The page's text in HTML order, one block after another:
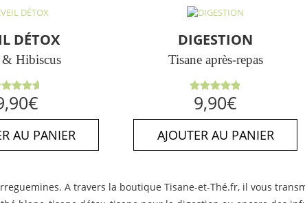
DÉTOX
& Hibiscus
Note
sur
5
€
AU PANIER
DIGESTION
Tisane après-repas
Note4.89
sur 5
9,90€
AJOUTER AU PANIER
A travers la boutique Tisane-et-Thé.fr, il vous